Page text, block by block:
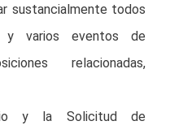
sustancialmente todos
y varios eventos de
relacionadas,
y la Solicitud de